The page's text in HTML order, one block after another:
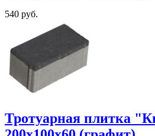
540 руб.
Тротуарная плитка